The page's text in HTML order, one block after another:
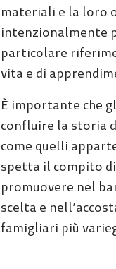
materiali e la loro
intenzionalmente
particolare
vita e di
È importante che
confluire la storia
come quelli
spetta il compito
promuovere nel
scelta e
famigliari più